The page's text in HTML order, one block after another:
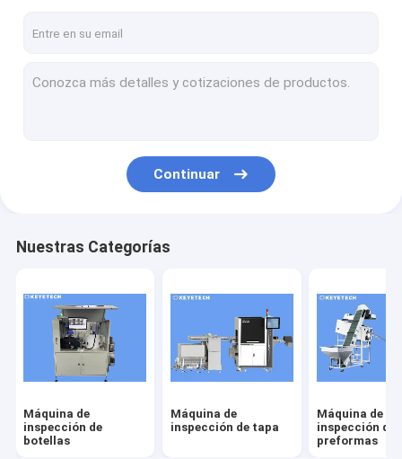
Máquina de inspección IML
Continuar
Nuestras Categorías
Máquina de
inspección de
botellas
Máquina de
inspección de tapa
Máquina de
inspección de
preformas